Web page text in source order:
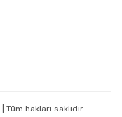
| Tüm hakları saklıdır.